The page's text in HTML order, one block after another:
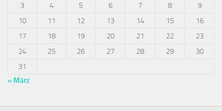
3
4 5 6 7 8
9
10
11 12 13 14 15
16
17
18 19 20 21 22
23
24
25 26 27 28 29
30
31
« März